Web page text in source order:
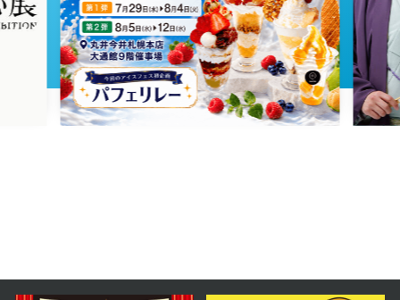
2026年01月10日 放送
1月10日【新春９０分拡大版！開
運・温泉・ウマい旅】